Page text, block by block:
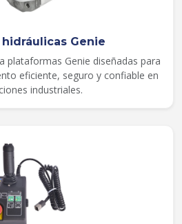
Genie
plataformas Genie diseñadas para
eficiente, seguro y confiable en
industriales.